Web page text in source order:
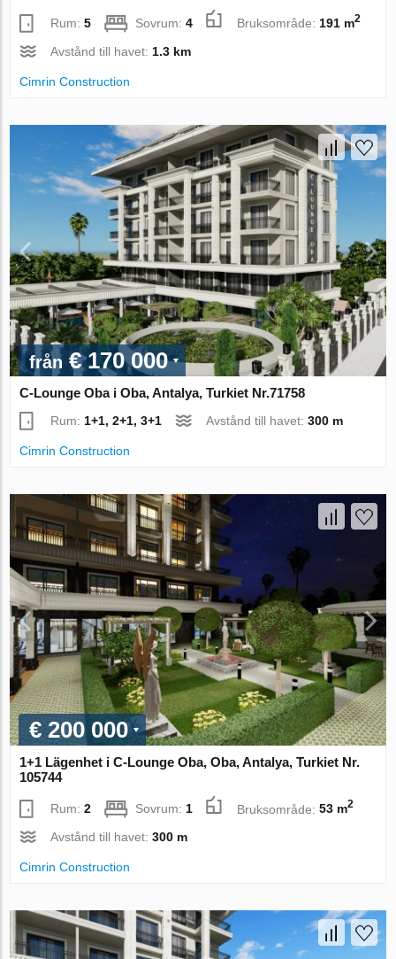
Rum:5 Sovrum:4 Bruksområde: 191 m2
Avstånd till havet: 1.3 km
Cimrin Construction
från € 170 000
C-Lounge Oba i Oba, Antalya, Turkiet Nr.71758
Rum: 1+1, 2+1, 3+1 Avstånd till havet:300 m
Cimrin Construction
€ 200 000
1+1 Lägenhet i C-Lounge Oba, Oba, Antalya, Turkiet Nr.
105744
Rum:2 Sovrum: 1 Bruksområde:53 m2
Avstånd till havet:300 m
Cimrin Construction